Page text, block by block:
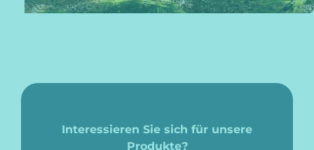
Interessieren Sie sich für unsere
Produkte?